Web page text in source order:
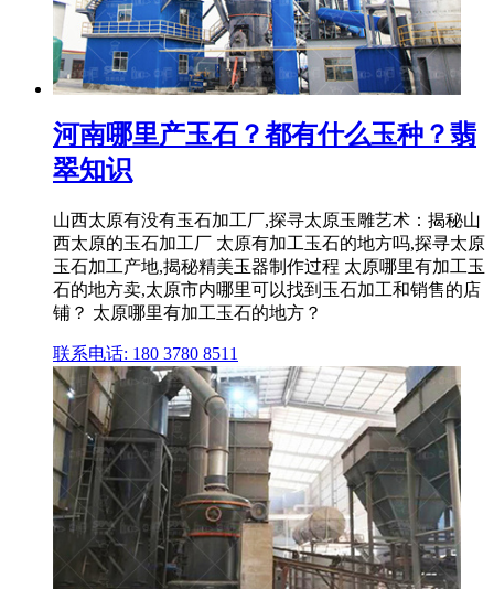
河南哪里产玉石？都有什么玉种？翡
翠知识
山西太原有没有玉石加工厂,探寻太原玉雕艺术：揭秘山
西太原的玉石加工厂 太原有加工玉石的地方吗,探寻太原
玉石加工产地,揭秘精美玉器制作过程 太原哪里有加工玉
石的地方卖,太原市内哪里可以找到玉石加工和销售的店
铺？ 太原哪里有加工玉石的地方？
联系电话: 180 3780 8511